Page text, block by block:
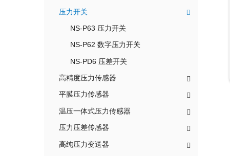
压力开关
NS-P63 压力开关
NS-P62 数字压力开关
NS-PD6 压差开关
高精度压力传感器
平膜压力传感器
温压一体式压力传感器
压力压差传感器
高纯压力变送器